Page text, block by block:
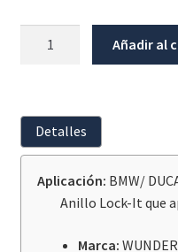
Bag
3
Añadir al
Detalles
Aplicación: BMW/
Anillo Lock-It que
Marca: